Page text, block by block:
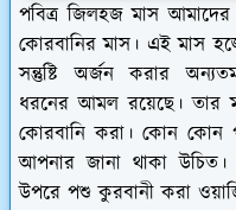
পবিত্র জিলহজ মাস
কোরবানির মাস। এই মাস
সন্তুষ্টি অর্জন করার
ধরনের আমল রয়েছে। তার
কোরবানি করা। কোন কোন
আপনার জানা থাকা উচিত।
উপরে পশু কুরবানী করা